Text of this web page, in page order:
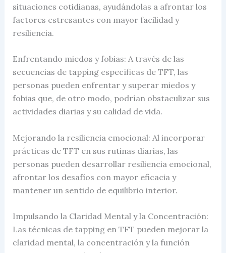
situaciones cotidianas, ayudándolas a afrontar los
factores estresantes con mayor facilidad y
resiliencia.
Enfrentando miedos y fobias: A través de las
secuencias de tapping específicas de TFT, las
personas pueden enfrentar y superar miedos y
fobias que, de otro modo, podrían obstaculizar sus
actividades diarias y su calidad de vida.
Mejorando la resiliencia emocional: Al incorporar
prácticas de TFT en sus rutinas diarias, las
personas pueden desarrollar resiliencia emocional,
afrontar los desafíos con mayor eficacia y
mantener un sentido de equilibrio interior.
Impulsando la Claridad Mental y la Concentración:
Las técnicas de tapping en TFT pueden mejorar la
claridad mental, la concentración y la función